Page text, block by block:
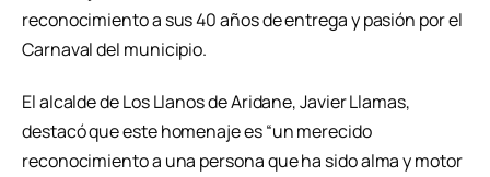
reconocimiento a sus 40 años de entrega y pasión por el
Carnaval del municipio.
El alcalde de Los Llanos de Aridane, Javier Llamas,
destacó que este homenaje es “un merecido
reconocimiento a una persona que ha sido alma y motor